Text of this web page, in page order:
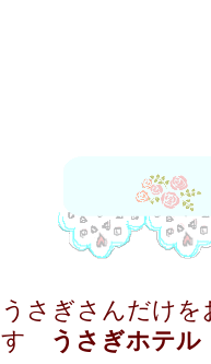
うさぎさんだけ
す
うさぎホテル